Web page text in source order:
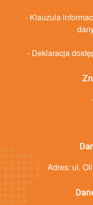
- Klauzula
- Deklaracja
Adres: ul.